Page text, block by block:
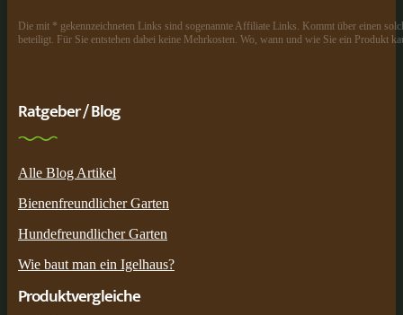
Die mit * gekennzeichneten Links sind sogenannte Affiliate Links. Kommt über einen
beteiligt. Für Sie entstehen dabei keine Mehrkosten. Wo, wann und wie Sie ein Produkt
Ratgeber / Blog
Alle Blog Artikel
Bienenfreundlicher Garten
Hundefreundlicher Garten
Wie baut man ein Igelhaus?
Produktvergleiche